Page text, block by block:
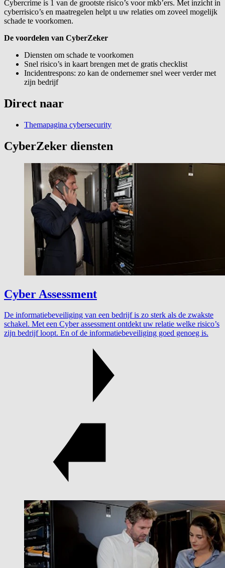
Cybercrime is 1 van de grootste risico’s voor mkb’ers. Met inzicht in
cyberrisico’s en maatregelen helpt u uw relaties om zoveel mogelijk
schade te voorkomen.
De voordelen van CyberZeker
Diensten om schade te voorkomen
Snel risico’s in kaart brengen met de gratis checklist
Incidentrespons: zo kan de ondernemer snel weer verder met
zijn bedrijf
Direct naar
Themapagina cybersecurity
CyberZeker diensten
Cyber Assessment
De informatiebeveiliging van een bedrijf is zo sterk als de zwakste
schakel. Met een Cyber assessment ontdekt uw relatie welke risico’s
zijn bedrijf loopt. En of de informatiebeveiliging goed genoeg is.